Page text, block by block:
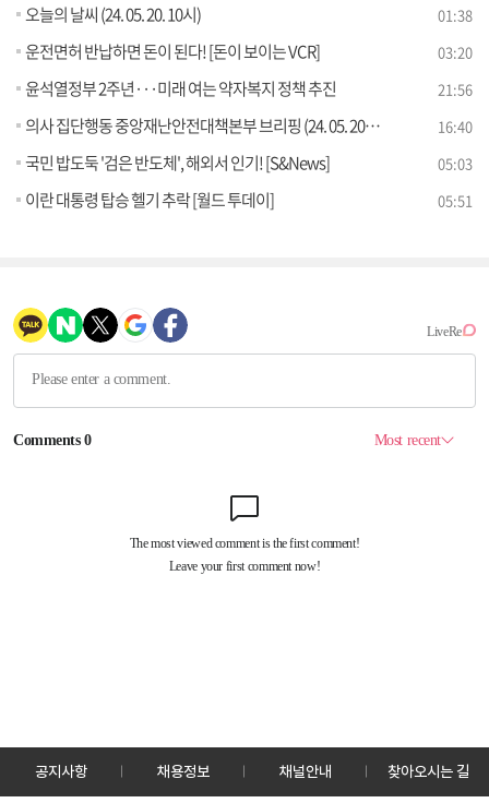
오늘의 날씨 (24. 05. 20. 10시) 01:38
운전면허 반납하면 돈이 된다! [돈이 보이는 VCR] 03:20
윤석열정부 2주년···미래 여는 약자복지 정책 추진 21:56
의사 집단행동 중앙재난안전대책본부 브리핑 (24. 05. 20. 11시) 16:40
국민 밥도둑 '검은 반도체', 해외서 인기! [S&News] 05:03
이란 대통령 탑승 헬기 추락 [월드 투데이] 05:51
공지사항 채용정보 채널안내 찾아오시는 길